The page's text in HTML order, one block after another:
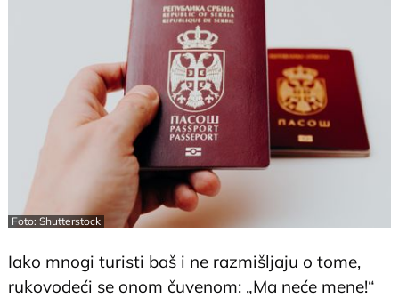
Foto: Shutterstock
Iako mnogi turisti baš i ne razmišljaju o tome,
rukovodeći se onom čuvenom: „Ma neće mene!“